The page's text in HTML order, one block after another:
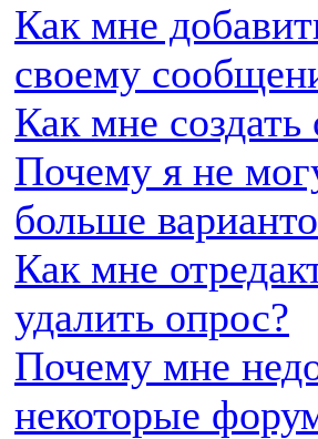
Как мне
своему
Как мне создать
Почему я не
больше
Как мне
удалить опрос?
Почему мне
некоторые